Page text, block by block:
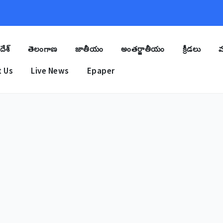
తెలంగాణ జాతీయం అంతర్జాతీయం క్రీడలు
Us Live News Epaper